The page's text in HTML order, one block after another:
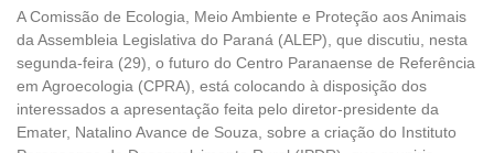
A Comissão de Ecologia, Meio Ambiente e Proteção aos Animais
da Assembleia Legislativa do Paraná (ALEP), que discutiu, nesta
segunda-feira (29), o futuro do Centro Paranaense de Referência
em Agroecologia (CPRA), está colocando à disposição dos
interessados a apresentação feita pelo diretor-presidente da
Emater, Natalino Avance de Souza, sobre a criação do Instituto